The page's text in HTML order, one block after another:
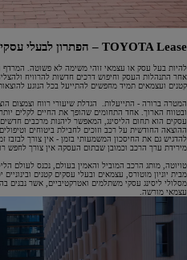
TOYOTA Lease – הפתרון לבעלי עסקים ועצמאים
להיות בעל עסק או עצמאי זוהי משימה לא פשוטה. המרדף
אחר התנהלות העסק וחיפוש דרכים חדשות להרוויח
קטנים ועצמאים תמיד מחפשים להתייעל בכל הנוגע
המטרה ברורה - התייעלות. הגדלת שיעורי רווח וצמצום
ובטווח הארוך. אחד התחומים שהופך את החיים לקלים
עסקים הוא תחום הליסינג, המאפשר ליהנות מרכבים
ההוצאה החודשית על רכב וזוכים לחבילת ביטוחים
להדגיש גם את החיסכון המשמעותי בזמן - אין צורך
מירידת ערך הרכב וכמובן שבתום העסקה אין צורך לחפש
טויוטה, מותג הרכב המוביל והאמין בעולם, נכנס לעולם
מבית יוניון מוטורס, עצמאים ובעלי עסקים קטנים
מסלולי ליסינג עסקי משתלמים ואטרקטיביים, אשר
עצמאי מורשה.